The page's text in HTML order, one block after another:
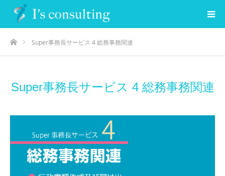
ホームSuper事務長サービス 4 総務事務関連
Super事務長サービス 4 総務事務関連